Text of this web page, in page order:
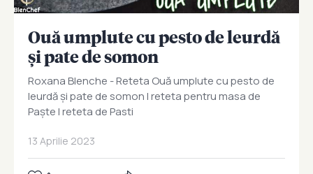
Ouă umplute cu pesto de leurdă
și pate de somon
Roxana Blenche - Reteta Ouă umplute cu pesto de
leurdă și pate de somon I reteta pentru masa de
Paște I reteta de Pasti
13 Aprilie 2023